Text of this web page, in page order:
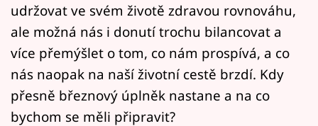
udržovat ve svém životě zdravou rovnováhu,
ale možná nás i donutí trochu bilancovat a
více přemýšlet o tom, co nám prospívá, a co
nás naopak na naší životní cestě brzdí. Kdy
přesně březnový úplněk nastane a na co
bychom se měli připravit?